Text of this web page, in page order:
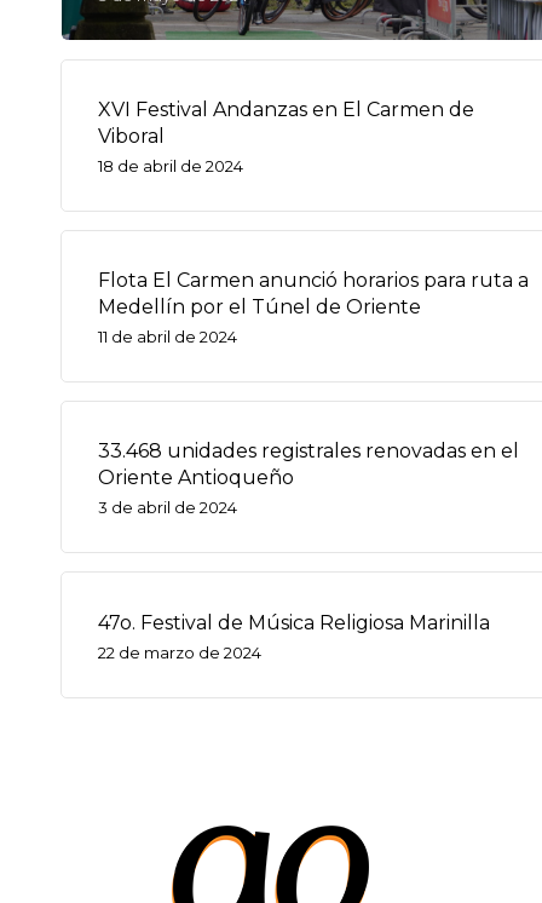
XVI Festival Andanzas en El Carmen de
Viboral
18 de abril de 2024
Flota El Carmen anunció horarios para ruta a
Medellín por el Túnel de Oriente
11 de abril de 2024
33.468 unidades registrales renovadas en el
Oriente Antioqueño
3 de abril de 2024
47o. Festival de Música Religiosa Marinilla
22 de marzo de 2024